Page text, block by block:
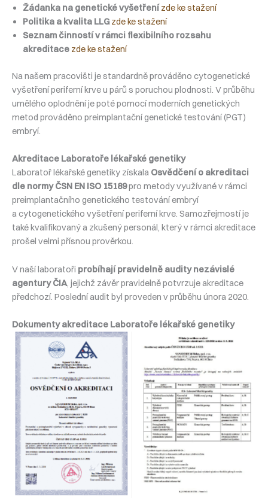
Žádanka na genetické vyšetření zde ke stažení
Politika a kvalita LLGzde ke stažení
Seznam činností v rámci flexibilního rozsahu
akreditace zde ke stažení
Na našem pracovišti je standardně prováděno cytogenetické
vyšetření periferní krve u párů s poruchou plodnosti. V průběhu
umělého oplodnění je poté pomocí moderních genetických
metod prováděno preimplantační genetické testování (PGT)
embryí.
Akreditace Laboratoře lékařské genetiky
Laboratoř lékařské genetiky získala Osvědčení o akreditaci
dle normy ČSN EN ISO 15189pro metody využívané v rámci
preimplantačního genetického testování embryí
a cytogenetického vyšetření periferní krve. Samozřejmostí je
také kvalifikovaný a zkušený personál, který v rámci akreditace
prošel velmi přísnou prověrkou.
V naší laboratoři probíhají pravidelně audity nezávislé
agentury ČIA , jejichž závěr pravidelně potvrzuje akreditace
předchozí. Poslední audit byl proveden v průběhu února 2020.
Dokumenty akreditace Laboratoře lékařské genetiky
Žádný titulek Žádný titulek